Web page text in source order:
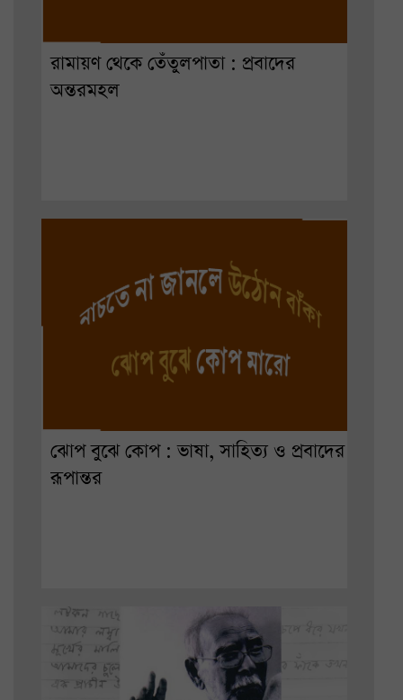
রামায়ণ থেকে তেঁতুলপাতা : প্রবাদের
অন্তরমহল
ঝোপ বুঝে কোপ : ভাষা, সাহিত্য ও প্রবাদের
রূপান্তর